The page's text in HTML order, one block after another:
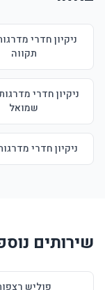
ניקיון חדרי
תקווה
ניקיון חדרי
שמואל
ניקיון חדרי
שירותים
פוליש